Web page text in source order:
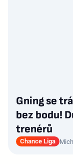
Gning se
bez bodu!
trenérů
Chance Liga